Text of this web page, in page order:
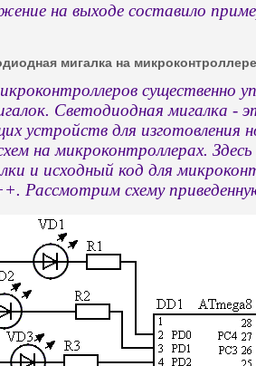
на выходе составило
мигалка на
существенно
Светодиодная мигалка -
устройств для изготовления
на микроконтроллерах.
и исходный код для
Рассмотрим схему